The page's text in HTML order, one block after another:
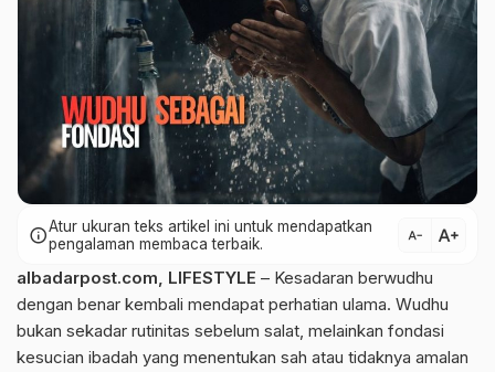
infoAtur ukuran teks artikel ini untuk mendapatkan
pengalaman membaca terbaik.
text_decrease text_increase
albadarpost.com, LIFESTYLE – Kesadaran berwudhu
dengan benar kembali mendapat perhatian ulama. Wudhu
bukan sekadar rutinitas sebelum salat, melainkan fondasi
kesucian ibadah yang menentukan sah atau tidaknya amalan